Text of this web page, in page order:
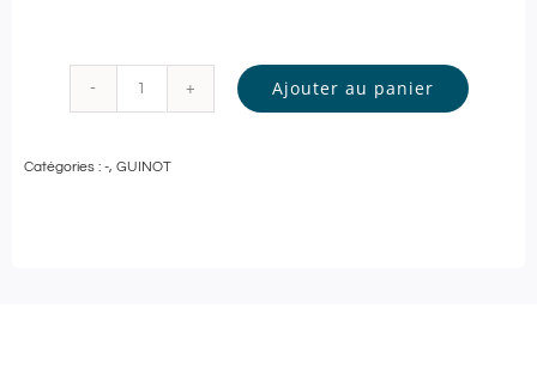
Guinot
Ajouter au panier
Catégories : -, GUINOT